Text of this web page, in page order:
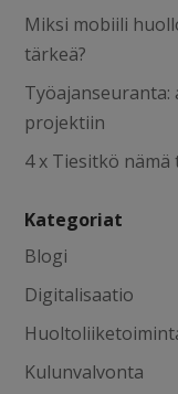
Miksi mobiili
tärkeä?
Työajanseuranta:
projektiin
4 x Tiesitkö
Kategoriat
Blogi
Digitalisaatio
Kulunvalvonta